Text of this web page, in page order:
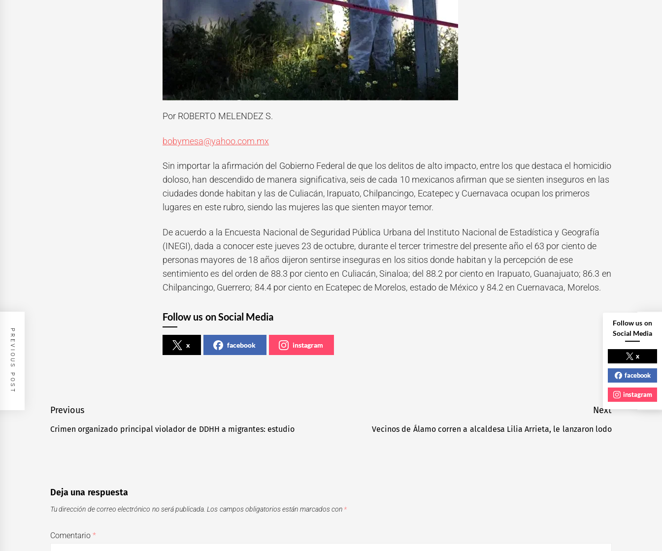
Por ROBERTO MELENDEZ S.
bobymesa@yahoo.com.mx
Sin importar la afirmación del Gobierno Federal de que los delitos de alto impacto, entre los que destaca el homicidio
doloso, han descendido de manera significativa, seis de cada 10 mexicanos afirman que se sienten inseguros en las
ciudades donde habitan y las de Culiacán, Irapuato, Chilpancingo, Ecatepec y Cuernavaca ocupan los primeros
lugares en este rubro, siendo las mujeres las que sienten mayor temor.
De acuerdo a la Encuesta Nacional de Seguridad Pública Urbana del Instituto Nacional de Estadística y Geografía
(INEGI), dada a conocer este jueves 23 de octubre, durante el tercer trimestre del presente año el 63 por ciento de
personas mayores de 18 años dijeron sentirse inseguras en los sitios donde habitan y la percepción de ese
sentimiento es del orden de 88.3 por ciento en Culiacán, Sinaloa; del 88.2 por ciento en Irapuato, Guanajuato; 86.3 en
Chilpancingo, Guerrero; 84.4 por ciento en Ecatepec de Morelos, estado de México y 84.2 en Cuernavaca, Morelos.
Follow us on Social Media
x facebook instagram
Navegación
de
Previous
Previous
Crimen organizado principal violador de DDHH a migrantes: estudio
Next
Next
Vecinos de Álamo corren a alcaldesa Lilia Arrieta, le lanzaron lodo
PREVIOUS POST NEXT POST
Deja una respuesta
Tu dirección de correo electrónico no será publicada. Los campos obligatorios están marcados con *
Comentario*
Follow us on
Social Media
x
facebook
instagram